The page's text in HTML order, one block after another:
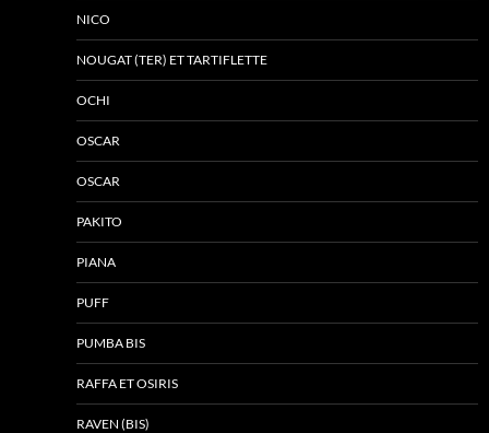
NICO
NOUGAT (TER) ET TARTIFLETTE
OCHI
OSCAR
OSCAR
PAKITO
PIANA
PUFF
PUMBA BIS
RAFFA ET OSIRIS
RAVEN (BIS)